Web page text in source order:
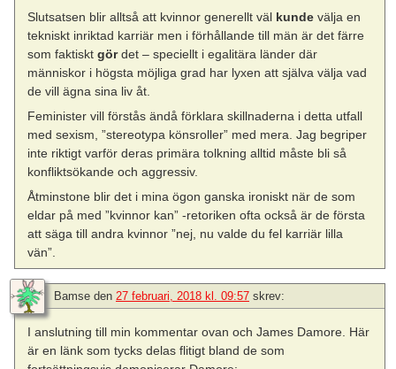
Slutsatsen blir alltså att kvinnor generellt väl kunde välja en
tekniskt inriktad karriär men i förhållande till män är det färre
som faktisktgördet – speciellt i egalitära länder där
människor i högsta möjliga grad har lyxen att själva välja vad
de vill ägna sina liv åt.
Feminister vill förstås ändå förklara skillnaderna i detta utfall
med sexism, ”stereotypa könsroller” med mera. Jag begriper
inte riktigt varför deras primära tolkning alltid måste bli så
konfliktsökande och aggressiv.
Åtminstone blir det i mina ögon ganska ironiskt när de som
eldar på med ”kvinnor kan” -retoriken ofta också är de första
att säga till andra kvinnor ”nej, nu valde du fel karriär lilla
vän”.
Bamse den 27 februari, 2018 kl. 09:57 skrev:
I anslutning till min kommentar ovan och James Damore. Här
är en länk som tycks delas flitigt bland de som